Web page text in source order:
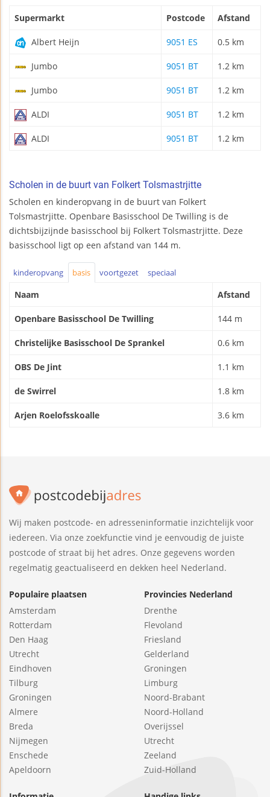
Supermarkt Postcode Afstand
Albert Heijn 9051 ES 0.5 km
Jumbo 9051 BT 1.2 km
Jumbo 9051 BT 1.2 km
ALDI 9051 BT 1.2 km
ALDI 9051 BT 1.2 km
Scholen in de buurt van Folkert Tolsmastrjitte
Scholen en kinderopvang in de buurt van Folkert
Tolsmastrjitte. Openbare Basisschool De Twilling is de
dichtsbijzijnde basisschool bij Folkert Tolsmastrjitte. Deze
basisschool ligt op een afstand van 144 m.
kinderopvang basis voortgezet speciaal
Naam Afstand
Openbare Basisschool De Twilling 144 m
Christelijke Basisschool De Sprankel 0.6 km
OBS De Jint 1.1 km
de Swirrel 1.8 km
Arjen Roelofsskoalle 3.6 km
Wij maken postcode- en adresseninformatie inzichtelijk voor
iedereen. Via onze zoekfunctie vind je eenvoudig de juiste
postcode of straat bij het adres. Onze gegevens worden
regelmatig geactualiseerd en dekken heel Nederland.
Populaire plaatsen
Amsterdam
Rotterdam
Den Haag
Utrecht
Eindhoven
Tilburg
Groningen
Almere
Breda
Nijmegen
Enschede
Apeldoorn
Provincies Nederland
Drenthe
Flevoland
Friesland
Gelderland
Groningen
Limburg
Noord-Brabant
Noord-Holland
Overijssel
Utrecht
Zeeland
Zuid-Holland